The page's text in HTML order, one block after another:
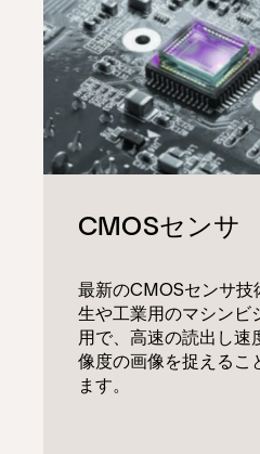
最新のCMOSセンサ技
生や工業用のマシンビ
用で、高速の読出し速
像度の画像を捉えるこ
ます。